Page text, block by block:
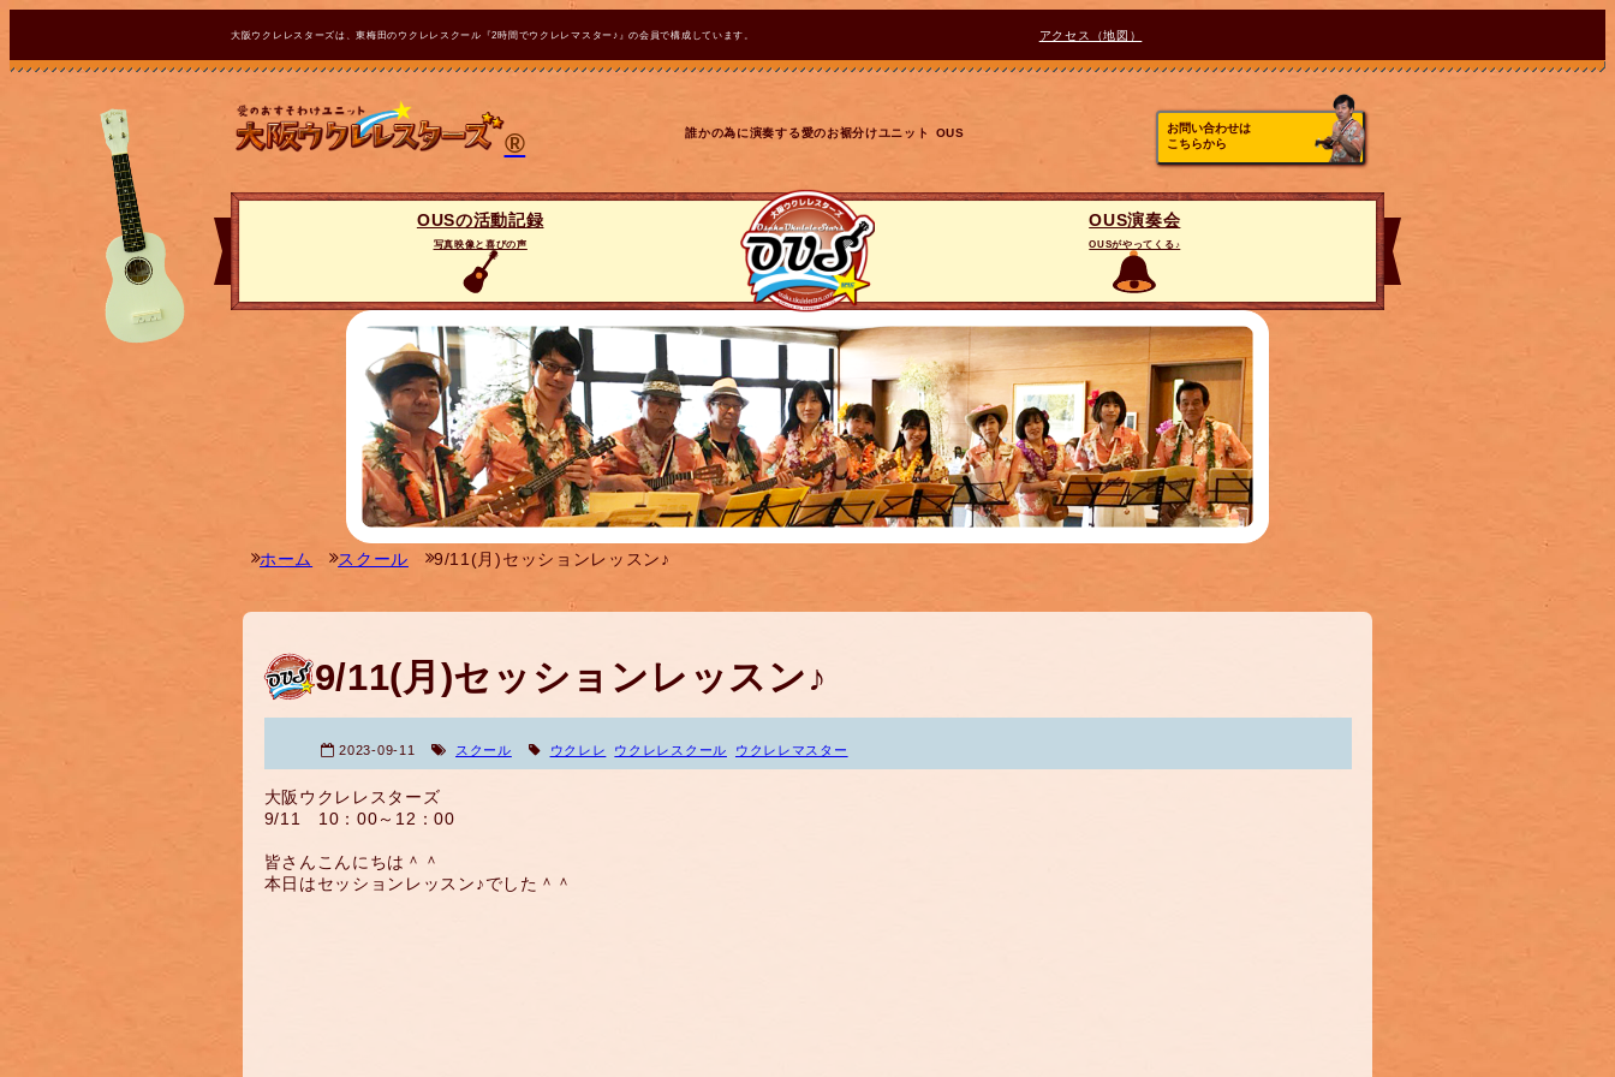
大阪ウクレレスターズは、東梅田のウクレレスクール『2時間でウクレレマスター♪』の会員で構成しています。 アクセス（地図）
® 誰かの為に演奏する愛のお裾分けユニット OUS
お問い合わせは
こちらから
OUSの活動記録
写真映像と喜びの声
OUS演奏会
OUSがやってくる♪
ホーム スクール 9/11(月)セッションレッスン♪
9/11(月)セッションレッスン♪
2023-09-11 スクール ウクレレ ウクレレスクール ウクレレマスター
大阪ウクレレスターズ
9/11 10：00～12：00
皆さんこんにちは＾＾
本日はセッションレッスン♪でした＾＾